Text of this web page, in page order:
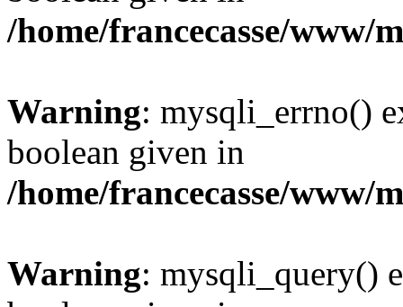
/home/francecasse/www/
Warning: mysqli_errno()
boolean given in
/home/francecasse/www/
Warning: mysqli_query()